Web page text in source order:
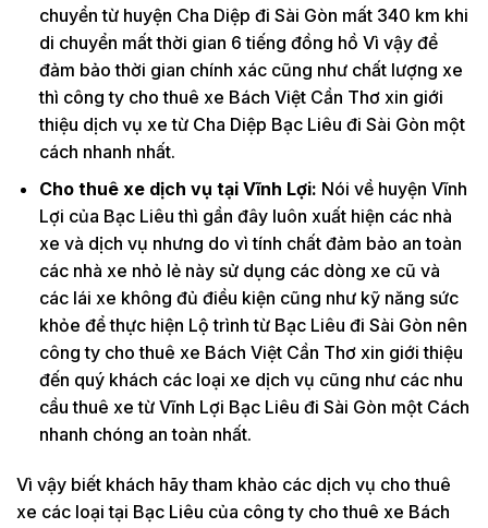
chuyển từ huyện Cha Diệp đi Sài Gòn mất 340 km khi
di chuyển mất thời gian 6 tiếng đồng hồ Vì vậy để
đảm bảo thời gian chính xác cũng như chất lượng xe
thì công ty cho thuê xe Bách Việt Cần Thơ xin giới
thiệu dịch vụ xe từ Cha Diệp Bạc Liêu đi Sài Gòn một
cách nhanh nhất.
Cho thuê xe dịch vụ tại Vĩnh Lợi: Nói về huyện Vĩnh
Lợi của Bạc Liêu thì gần đây luôn xuất hiện các nhà
xe và dịch vụ nhưng do vì tính chất đảm bảo an toàn
các nhà xe nhỏ lẻ này sử dụng các dòng xe cũ và
các lái xe không đủ điều kiện cũng như kỹ năng sức
khỏe để thực hiện Lộ trình từ Bạc Liêu đi Sài Gòn nên
công ty cho thuê xe Bách Việt Cần Thơ xin giới thiệu
đến quý khách các loại xe dịch vụ cũng như các nhu
cầu thuê xe từ Vĩnh Lợi Bạc Liêu đi Sài Gòn một Cách
nhanh chóng an toàn nhất.
Vì vậy biết khách hãy tham khảo các dịch vụ cho thuê
xe các loại tại Bạc Liêu của công ty cho thuê xe Bách